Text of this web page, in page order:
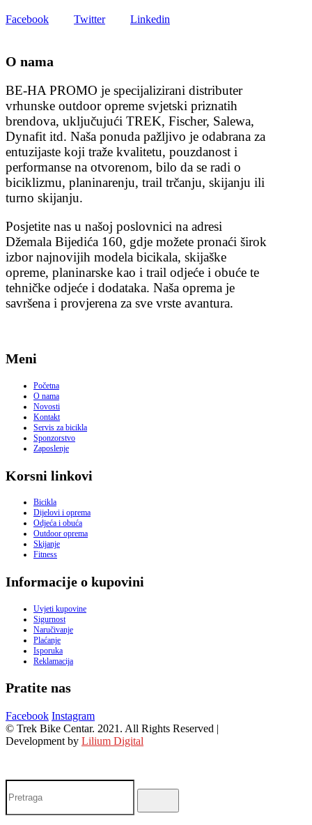
Facebook Twitter Linkedin
O nama
BE-HA PROMO je specijalizirani distributer
vrhunske outdoor opreme svjetski priznatih
brendova, uključujući TREK, Fischer, Salewa,
Dynafit itd. Naša ponuda pažljivo je odabrana za
entuzijaste koji traže kvalitetu, pouzdanost i
performanse na otvorenom, bilo da se radi o
biciklizmu, planinarenju, trail trčanju, skijanju ili
turno skijanju.
Posjetite nas u našoj poslovnici na adresi
Džemala Bijedića 160, gdje možete pronaći širok
izbor najnovijih modela bicikala, skijaške
opreme, planinarske kao i trail odjeće i obuće te
tehničke odjeće i dodataka. Naša oprema je
savršena i provjerena za sve vrste avantura.
Meni
Početna
O nama
Novosti
Kontakt
Servis za bicikla
Sponzorstvo
Zaposlenje
Korsni linkovi
Bicikla
Dijelovi i oprema
Odjeća i obuća
Outdoor oprema
Skijanje
Fitness
Informacije o kupovini
Uvjeti kupovine
Sigurnost
Naručivanje
Plaćanje
Isporuka
Reklamacija
Pratite nas
Facebook Instagram
© Trek Bike Centar. 2021. All Rights Reserved |
Development by Lilium Digital